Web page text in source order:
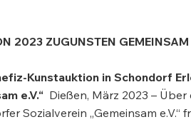
2023 ZUGUNSTEN
Kunstauktion in Schondorf
e.V.“ Dießen, März 2023 –
Sozialverein „Gemeinsam e.V.“